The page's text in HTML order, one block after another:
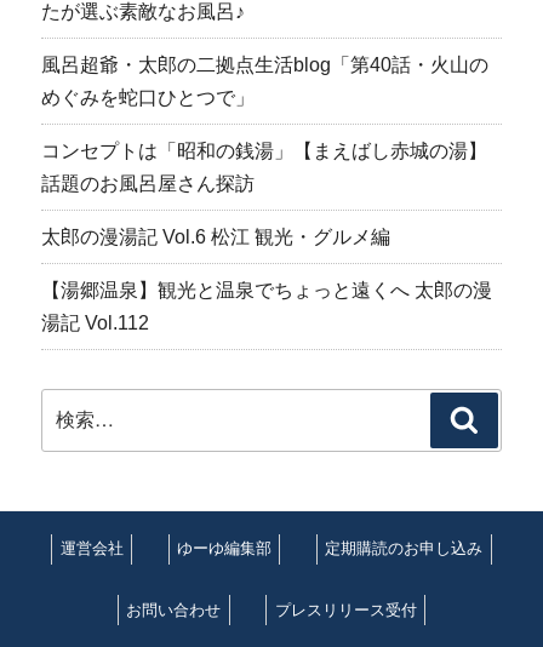
たが選ぶ素敵なお風呂♪
風呂超爺・太郎の二拠点生活blog「第40話・火山の
めぐみを蛇口ひとつで」
コンセプトは「昭和の銭湯」【まえばし赤城の湯】
話題のお風呂屋さん探訪
太郎の漫湯記 Vol.6 松江 観光・グルメ編
【湯郷温泉】観光と温泉でちょっと遠くへ 太郎の漫
湯記 Vol.112
索
運営会社 ゆーゆ編集部 定期購読のお申し込み
お問い合わせ プレスリリース受付